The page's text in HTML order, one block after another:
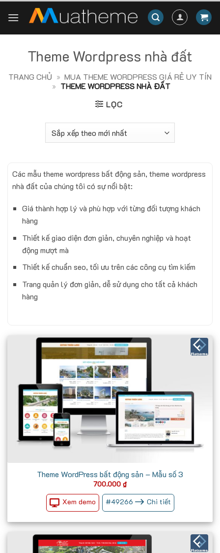
Theme Wordpress nhà đất
TRANG CHỦ » MUA THEME WORDPRESS GIÁ RẺ UY TÍN
» THEME WORDPRESS NHÀ ĐẤT
LỌC
Các mẫu theme wordpress bất động sản, theme wordpress
nhà đất của chúng tôi có sự nổi bật:
Giá thành hợp lý và phù hợp với từng đối tượng khách
hàng
Thiết kế giao diện đơn giản, chuyên nghiệp và hoạt
động mượt mà
Thiết kế chuẩn seo, tối ưu trên các công cụ tìm kiếm
Trang quản lý đơn giản, dễ sử dụng cho tất cả khách
hàng
Theme WordPress bất động sản – Mẫu số 3
700.000 ₫
Xem demo #49266 Chi tiết